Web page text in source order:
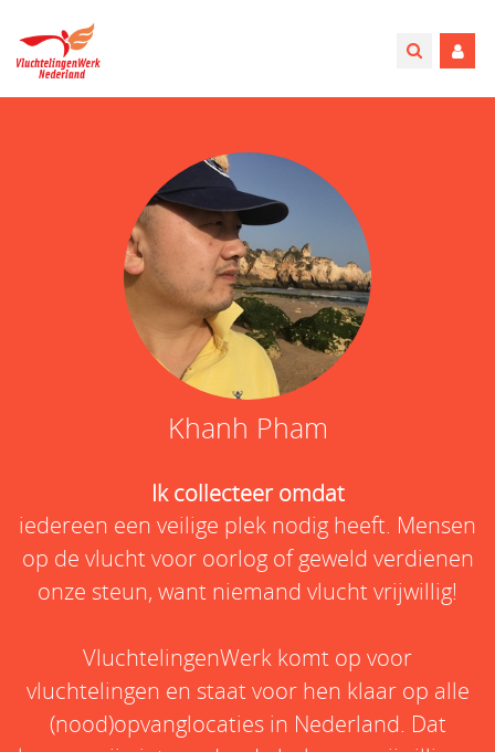
Khanh Pham
Ik collecteer omdat
iedereen een veilige plek nodig heeft. Mensen
op de vlucht voor oorlog of geweld verdienen
onze steun, want niemand vlucht vrijwillig!
VluchtelingenWerk komt op voor
vluchtelingen en staat voor hen klaar op alle
(nood)opvanglocaties in Nederland. Dat